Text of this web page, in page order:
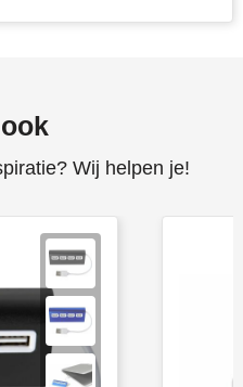
Wij helpen je!